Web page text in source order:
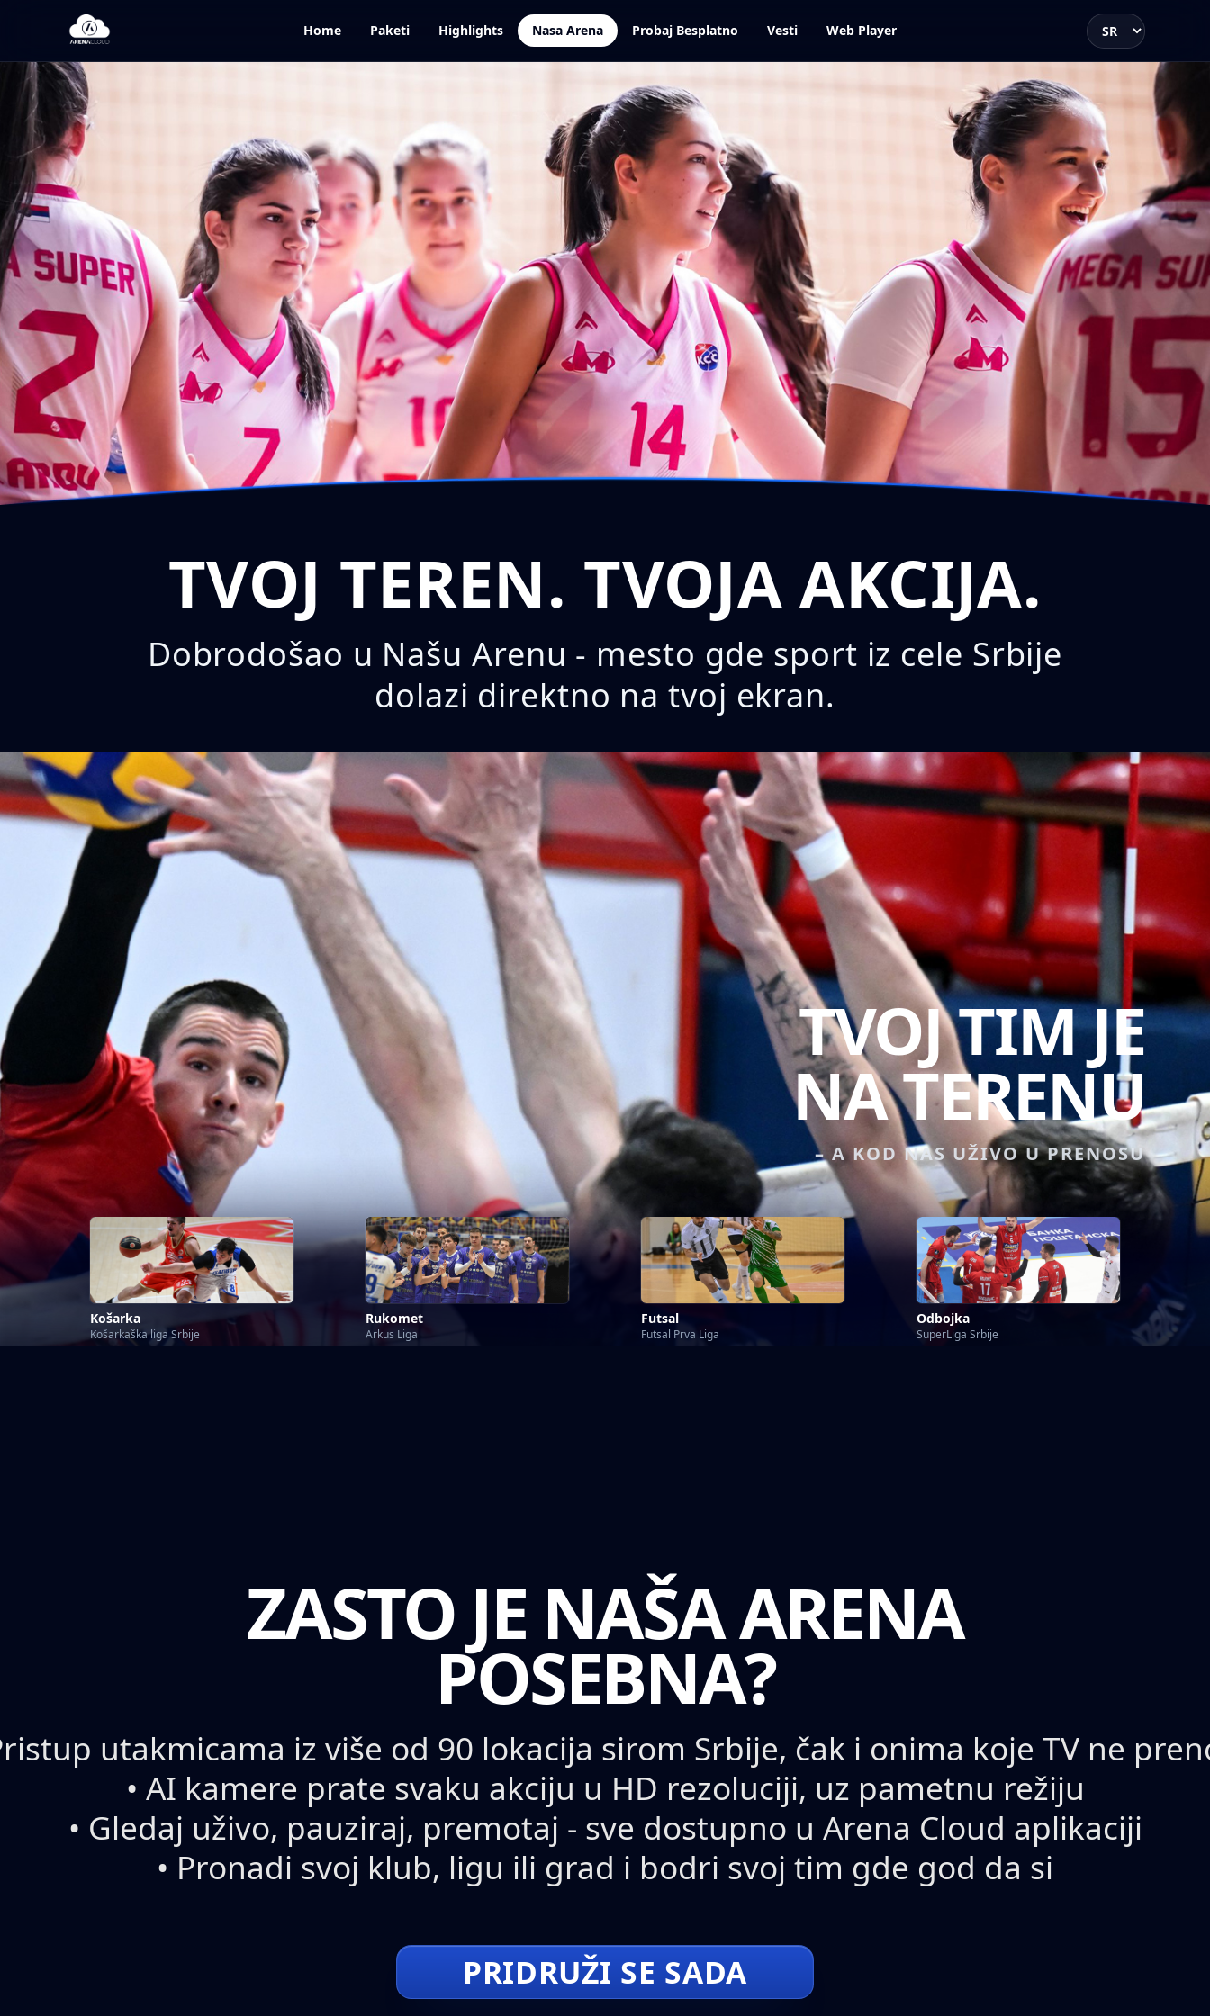
Home Paketi Highlights Nasa Arena Probaj Besplatno Vesti Web Player Jezik
TVOJ TEREN. TVOJA AKCIJA.
Dobrodošao u Našu Arenu - mesto gde sport iz cele Srbije
dolazi direktno na tvoj ekran.
TVOJ TIM JE
NA TERENU
– A KOD NAS UŽIVO U PRENOSU
Košarka
Košarkaška liga Srbije
Rukomet
Arkus Liga
Futsal
Futsal Prva Liga
Odbojka
SuperLiga Srbije
ZASTO JE NAŠA ARENA
POSEBNA?
utakmicama iz više od 90 lokacija sirom Srbije, čak i onima koje TV ne
• AI kamere prate svaku akciju u HD rezoluciji, uz pametnu režiju
• Gledaj uživo, pauziraj, premotaj - sve dostupno u Arena Cloud aplikaciji
• Pronadi svoj klub, ligu ili grad i bodri svoj tim gde god da si
PRIDRUŽI SE SADA